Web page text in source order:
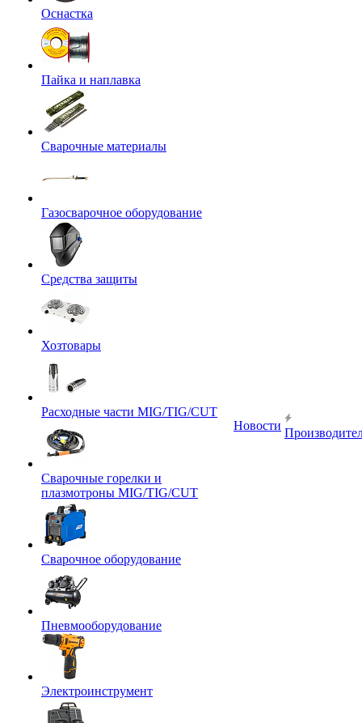
Оснастка
Пайка и наплавка
Сварочные материалы
Газосварочное оборудование
Средства защиты
Хозтовары
Расходные части MIG/TIG/CUT
Сварочные горелки и
плазмотроны MIG/TIG/CUT
Сварочное оборудование
Пневмооборудование
Электроинструмент
Новости